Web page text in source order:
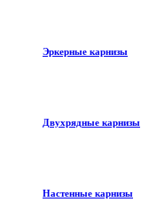
Эркерные карнизы
Двухрядные карнизы
Настенные карнизы